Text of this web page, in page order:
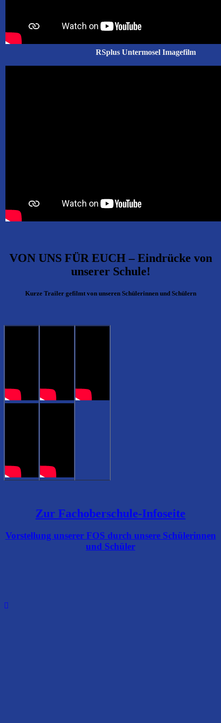
RSplus Untermosel Imagefilm
VON UNS FÜR EUCH – Eindrücke von
unserer Schule!
Kurze Trailer gefilmt von unseren Schülerinnen und Schülern
Zur Fachoberschule-Infoseite
Vorstellung unserer FOS durch unsere Schülerinnen
und Schüler